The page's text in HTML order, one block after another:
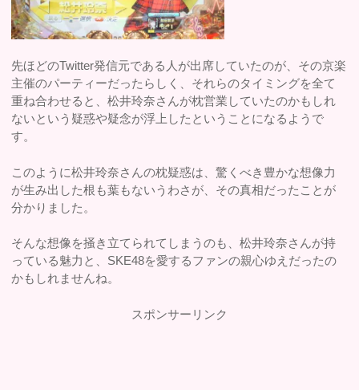
先ほどのTwitter発信元である人が出席していたのが、その京楽
主催のパーティーだったらしく、それらのタイミングを全て
重ね合わせると、松井玲奈さんが枕営業していたのかもしれ
ないという疑惑や疑念が浮上したということになるようで
す。
このように松井玲奈さんの枕疑惑は、驚くべき豊かな想像力
が生み出した根も葉もないうわさが、その真相だったことが
分かりました。
そんな想像を掻き立てられてしまうのも、松井玲奈さんが持
っている魅力と、SKE48を愛するファンの親心ゆえだったの
かもしれませんね。
スポンサーリンク